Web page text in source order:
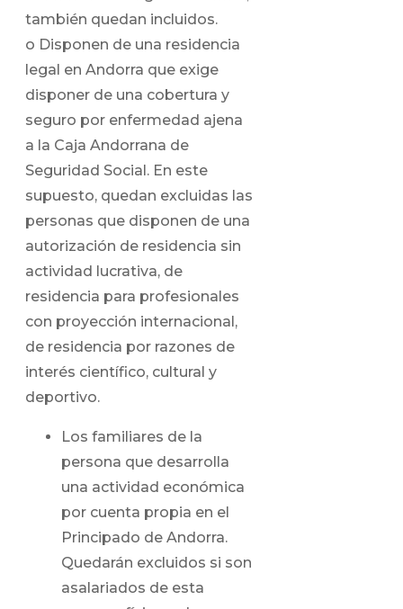
también quedan incluidos.
o Disponen de una residencia
legal en Andorra que exige
disponer de una cobertura y
seguro por enfermedad ajena
a la Caja Andorrana de
Seguridad Social. En este
supuesto, quedan excluidas las
personas que disponen de una
autorización de residencia sin
actividad lucrativa, de
residencia para profesionales
con proyección internacional,
de residencia por razones de
interés científico, cultural y
deportivo.
Los familiares de la
persona que desarrolla
una actividad económica
por cuenta propia en el
Principado de Andorra.
Quedarán excluidos si son
asalariados de esta